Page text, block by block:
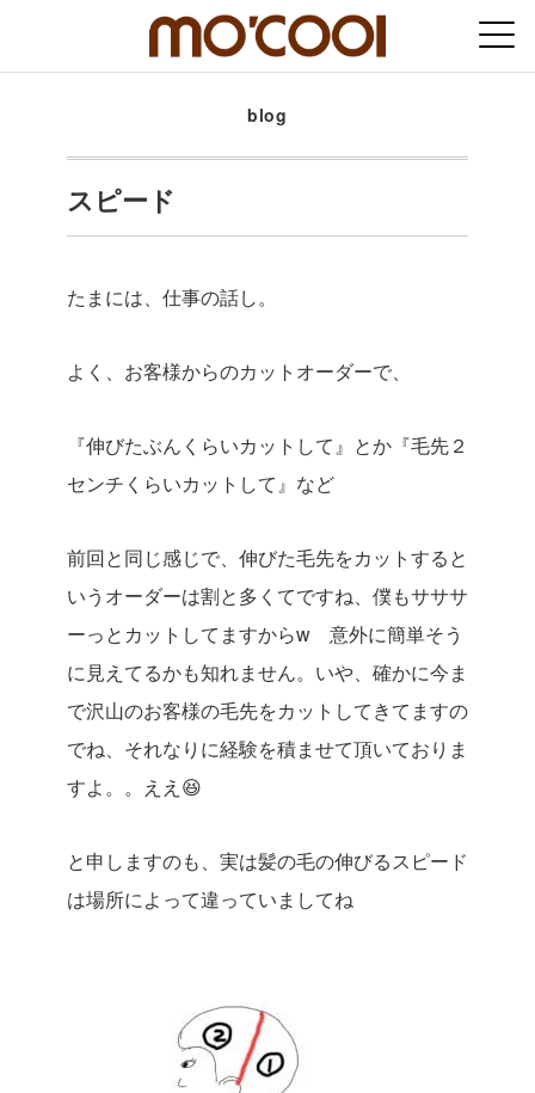
blog
スピード
たまには、仕事の話し。
よく、お客様からのカットオーダーで、
『伸びたぶんくらいカットして』とか『毛先２
センチくらいカットして』など
前回と同じ感じで、伸びた毛先をカットすると
いうオーダーは割と多くてですね、僕もサササ
ーっとカットしてますからw 意外に簡単そう
に見えてるかも知れません。いや、確かに今ま
で沢山のお客様の毛先をカットしてきてますの
でね、それなりに経験を積ませて頂いておりま
すよ。。ええ😆
と申しますのも、実は髪の毛の伸びるスピード
は場所によって違っていましてね